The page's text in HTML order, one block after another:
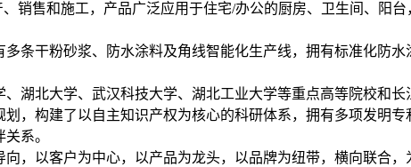
销售和施工，产品广泛应用于住宅/办公的厨房、卫生间、阳
条干粉砂浆、防水涂料及角线智能化生产线，拥有标准化防
湖北大学、武汉科技大学、湖北工业大学等重点高等院校和
，构建了以自主知识产权为核心的科研体系，拥有多项发明
系。
，以客户为中心，以产品为龙头，以品牌为纽带，横向联合